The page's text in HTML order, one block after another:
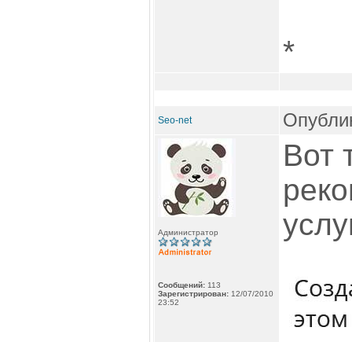
*
Seo-net
Администратор
Сообщений: 113
Зарегистрирован: 12/07/2010
23:52
Вот